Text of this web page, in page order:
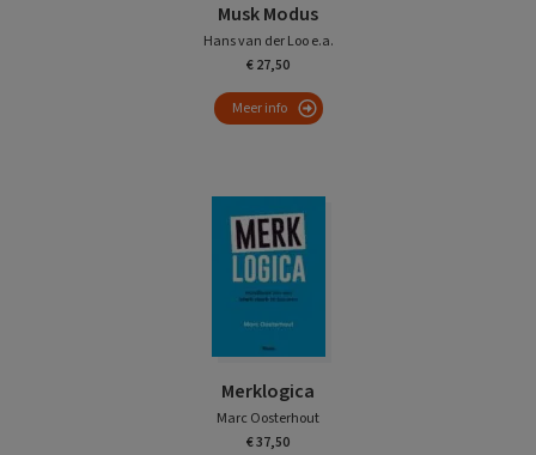
Musk Modus
Hans van der Loo e.a.
€ 27,50
Meer info
Merklogica
Marc Oosterhout
€ 37,50